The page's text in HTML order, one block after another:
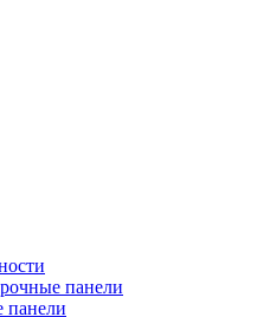
панели
панели